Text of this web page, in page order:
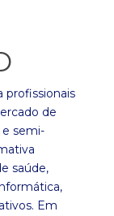
profissionais
de
e semi-
saúde,
Em